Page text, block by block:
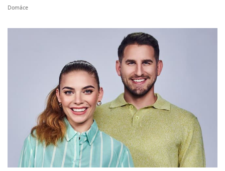
Domáce